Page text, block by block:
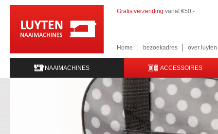
Gratis verzending vanaf €50,-
Home bezoekadres over
NAAIMACHINES ACCESSOIRES